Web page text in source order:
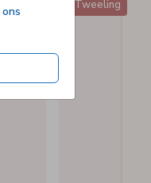
ons
Tweeling